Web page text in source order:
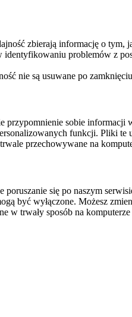
zbierają informację o
problemów z
nie są usuwane po
sobie
funkcji. Pliki
przechowywane na
się po naszym
być wyłączone. Możesz
w trwały sposób na